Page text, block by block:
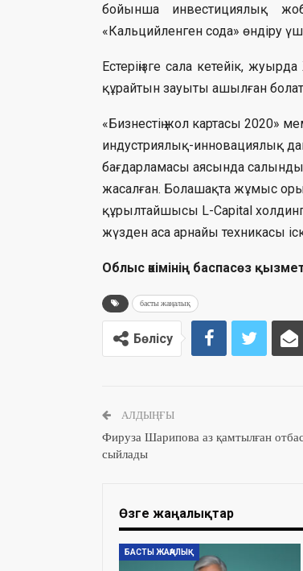
бойынша инвестициялық
«Кальцийленген сода» өндіру
Естеріңізге сала кетейік,
құрайтын зауыты ашылған
«Бизнестің жол картасы 2020»
индустриялық-инновациялық
бағдарламасы аясында
жасалған. Болашақта жұмыс
құрылтайшысы L-Capital
жүзден аса арнайы техникасы
Облыс әкімінің баспасөз
басты жаңалық
Бөлісу
АЛДЫҢҒЫ
Фируза Шарипова аз қамтылған
сыйлады
Өзге жаңалықтар
БАСТЫ ЖАҢАЛЫҚ